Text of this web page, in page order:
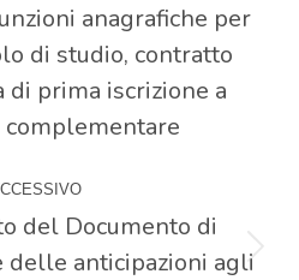
precedente:
anagrafiche per
di studio, contratto
di prima iscrizione a
complementare
Prossimo
del Documento di
delle anticipazioni agli